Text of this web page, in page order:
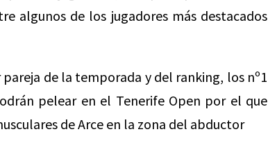
algunos de los jugadores más destacados
de la temporada y del ranking, los nº1
pelear en el Tenerife Open por el que
de Arce en la zona del abductor